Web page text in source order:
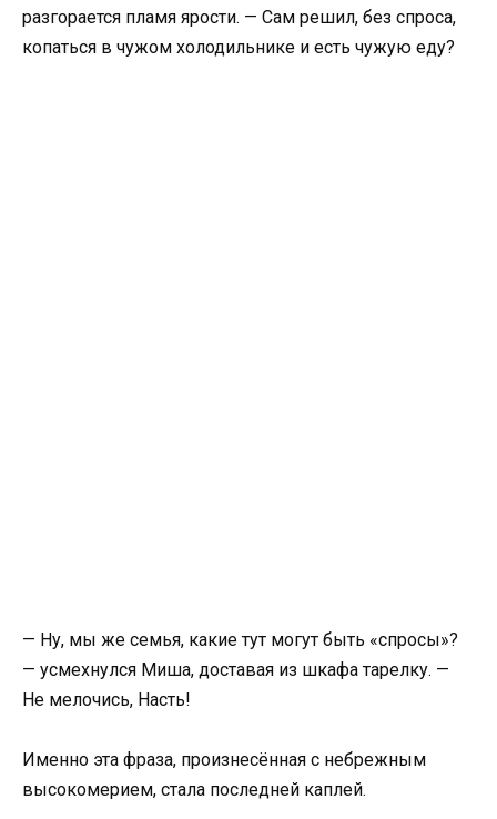
разгорается пламя ярости. — Сам решил, без спроса,
копаться в чужом холодильнике и есть чужую еду?
— Ну, мы же семья, какие тут могут быть «спросы»?
— усмехнулся Миша, доставая из шкафа тарелку. —
Не мелочись, Насть!
Именно эта фраза, произнесённая с небрежным
высокомерием, стала последней каплей.